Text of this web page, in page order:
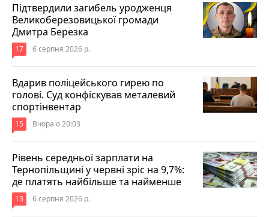
Підтвердили загибель уродженця
Великоберезовицької громади
Дмитра Березка
17 6 серпня 2026 р.
Вдарив поліцейського гирею по
голові. Суд конфіскував металевий
спортінвентар
15 Вчора о 20:03
Рівень середньої зарплати на
Тернопільщині у червні зріс на 9,7%:
де платять найбільше та найменше
13 6 серпня 2026 р.